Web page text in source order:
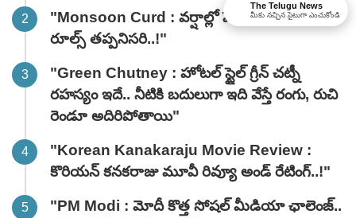
"Monsoon Curd : వర్షాల్లో పెరుగు తినాలంటే ఈ
రూల్స్ తప్పనిసరి..!"
"Green Chutney : హోటల్ స్టైల్ గ్రీన్ చట్నీ
రహస్యం ఇదే.. నీటికి బదులుగా ఇది వేస్తే రంగు, రుచి
రెండూ అదిరిపోతాయి"
"Korean Kanakaraju Movie Review :
కొరియన్ కనకరాజు మూవీ రివ్యూ అండ్ రేటింగ్‌..!"
"PM Modi : మోదీ కొత్త సోషల్ మీడియా ఛాలెంజ్..
The Telugu News
మీకు నచ్చిన సైటుగా ఎంచుకోండి